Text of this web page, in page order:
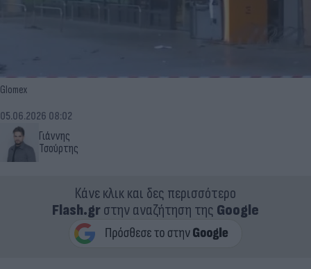
Glomex
Γιάννης
Τσούρτης
05.06.2026 08:02
Κάνε κλικ και δες περισσότερο
Flash.grστην αναζήτηση της Google